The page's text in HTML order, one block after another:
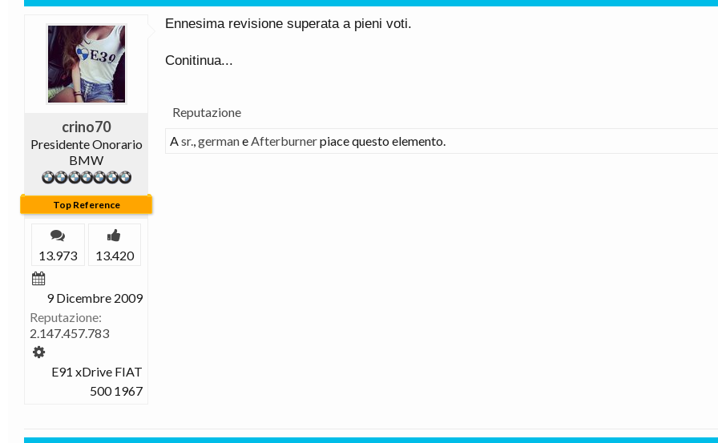
crino70
Presidente Onorario
BMW
Top Reference
13.973 13.420
9 Dicembre 2009
Reputazione:
2.147.457.783
E91 xDrive FIAT
500 1967
Ennesima revisione superata a pieni voti.
Conitinua...
Reputazione
Asr.,germaneAfterburnerpiace questo elemento.